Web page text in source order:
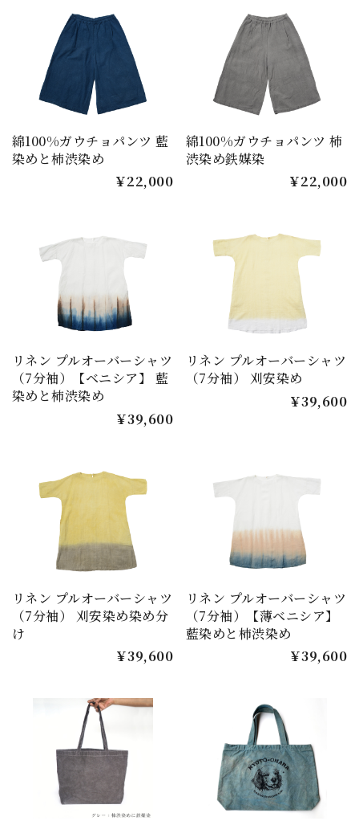
綿100%ガウチョパンツ 藍
染めと柿渋染め
￥22,000
綿100%ガウチョパンツ 柿
渋染め鉄媒染
￥22,000
リネン プルオーバーシャツ
（7分袖）【ベニシア】 藍
染めと柿渋染め
￥39,600
リネン プルオーバーシャツ
（7分袖） 刈安染め
￥39,600
リネン プルオーバーシャツ
（7分袖） 刈安染め染め分
け
￥39,600
リネン プルオーバーシャツ
（7分袖）【薄ベニシア】
藍染めと柿渋染め
￥39,600